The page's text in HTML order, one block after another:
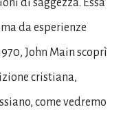
di saggezza. Essa
da esperienze
John Main scoprì
cristiana,
come vedremo